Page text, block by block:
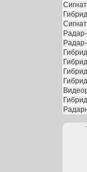
Гибрид